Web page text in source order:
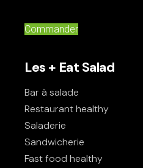
Commander
Les + Eat Salad
Bar à salade
Restaurant healthy
Saladerie
Sandwicherie
Fast food healthy